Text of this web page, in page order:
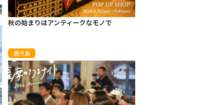
秋の始まりはアンティークなモノで
鹿児島